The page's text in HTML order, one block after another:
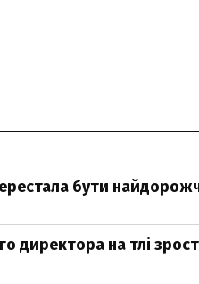
бути
директора на тлі